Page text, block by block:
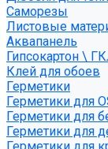
Саморезы
Листовые
Аквапанель
Гипсокартон \
Клей для обоев
Герметики
Герметики для
Герметики для
Герметики для